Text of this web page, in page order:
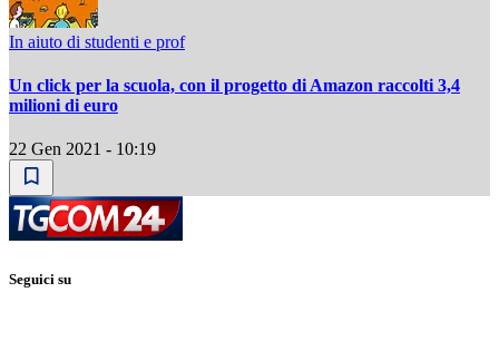
In aiuto di studenti e prof
Un click per la scuola, con il progetto di Amazon raccolti 3,4
milioni di euro
22 Gen 2021 - 10:19
Seguici su